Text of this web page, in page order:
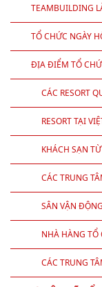
CHƯƠNG TRÌNH
CÁC CHƯƠNG
TRÒ CHƠI
TEAMBUILDING
TỔ CHỨC NGÀY
ĐỊA ĐIỂM TỔ
CÁC RESORT
RESORT TẠI
KHÁCH SẠN
CÁC TRUNG